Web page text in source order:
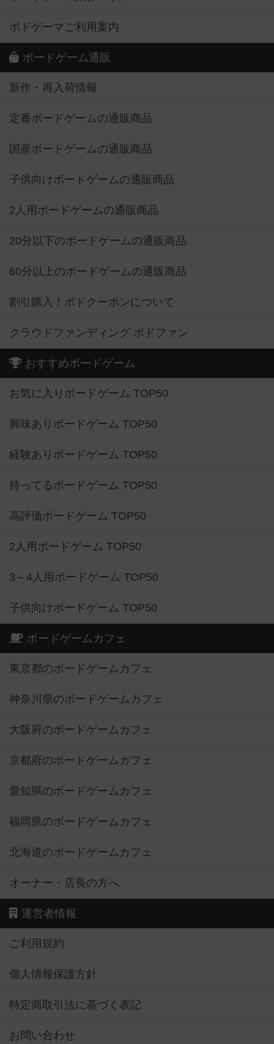
ボドゲーマご利用案内
ボードゲーム通販
新作・再入荷情報
定番ボードゲームの通販商品
国産ボードゲームの通販商品
子供向けボードゲームの通販商品
2人用ボードゲームの通販商品
20分以下のボードゲームの通販商品
60分以上のボードゲームの通販商品
割引購入！ボドクーポンについて
クラウドファンディング ボドファン
おすすめボードゲーム
お気に入りボードゲーム TOP50
興味ありボードゲーム TOP50
経験ありボードゲーム TOP50
持ってるボードゲーム TOP50
高評価ボードゲーム TOP50
2人用ボードゲーム TOP50
3～4人用ボードゲーム TOP50
子供向けボードゲーム TOP50
ボードゲームカフェ
東京都のボードゲームカフェ
神奈川県のボードゲームカフェ
大阪府のボードゲームカフェ
京都府のボードゲームカフェ
愛知県のボードゲームカフェ
福岡県のボードゲームカフェ
北海道のボードゲームカフェ
オーナー・店長の方へ
運営者情報
ご利用規約
個人情報保護方針
特定商取引法に基づく表記
お問い合わせ